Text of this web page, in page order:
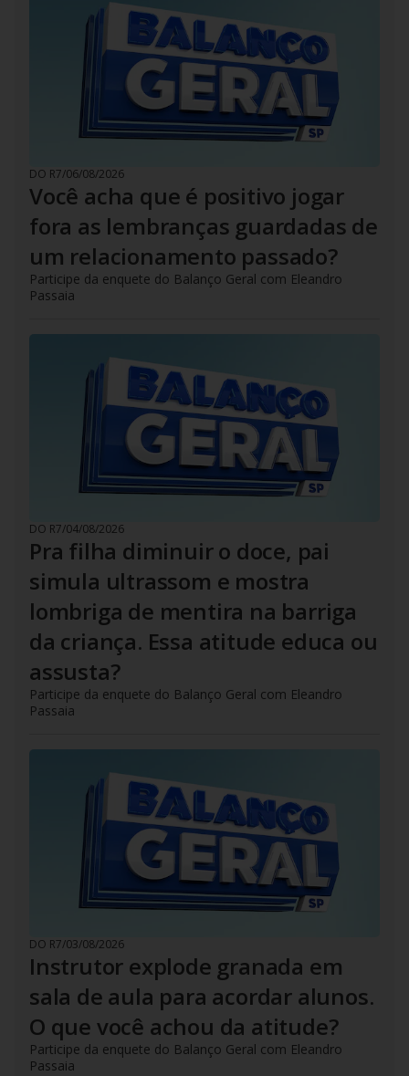
DO R7/06/08/2026
Você acha que é positivo jogar
fora as lembranças guardadas de
um relacionamento passado?
Participe da enquete do Balanço Geral com Eleandro
Passaia
DO R7/04/08/2026
Pra filha diminuir o doce, pai
simula ultrassom e mostra
lombriga de mentira na barriga
da criança. Essa atitude educa ou
assusta?
Participe da enquete do Balanço Geral com Eleandro
Passaia
DO R7/03/08/2026
Instrutor explode granada em
sala de aula para acordar alunos.
O que você achou da atitude?
Participe da enquete do Balanço Geral com Eleandro
Passaia